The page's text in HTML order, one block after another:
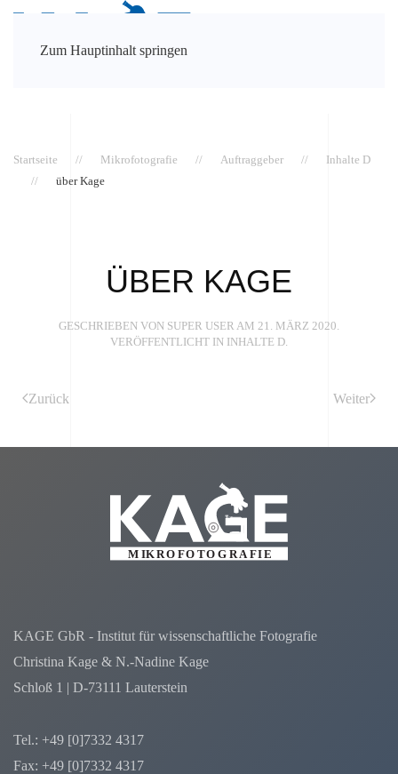
Zum Hauptinhalt springen
Startseite Mikrofotografie Auftraggeber
Inhalte D
über Kage
ÜBER KAGE
GESCHRIEBEN VON SUPER USER AM 21. MÄRZ 2020
VERÖFFENTLICHT IN INHALTE D
Zurück Weiter
KAGE GbR - Institut für wissenschaftliche Fotografie
Christina Kage & N.-Nadine Kage
Schloß 1 | D-73111 Lauterstein
Tel.: +49 [0]7332 4317
Fax: +49 [0]7332 4317